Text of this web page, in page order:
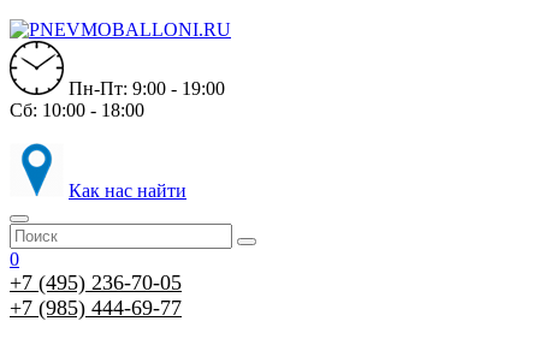
Пн-Пт: 9:00 - 19:00
Сб: 10:00 - 18:00
Как нас найти
0
+7 (495) 236-70-05
+7 (985) 444-69-77